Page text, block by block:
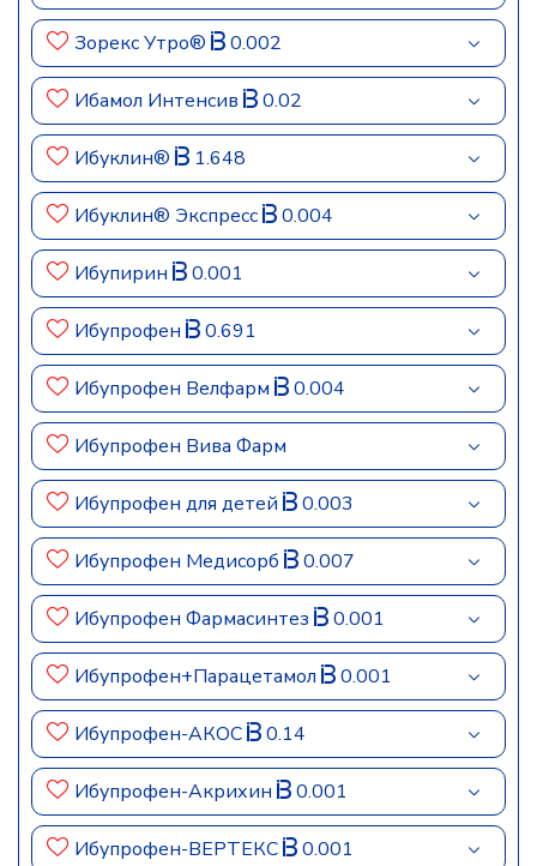
Зорекс Утро® 0.002
Ибамол Интенсив 0.02
Ибуклин® 1.648
Ибуклин® Экспресс 0.004
Ибупирин 0.001
Ибупрофен 0.691
Ибупрофен Велфарм 0.004
Ибупрофен Вива Фарм
Ибупрофен для детей 0.003
Ибупрофен Медисорб 0.007
Ибупрофен Фармасинтез 0.001
Ибупрофен+Парацетамол 0.001
Ибупрофен-АКОС 0.14
Ибупрофен-Акрихин 0.001
Ибупрофен-ВЕРТЕКС 0.001